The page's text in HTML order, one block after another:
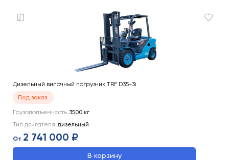
Дизельный вилочный погрузчик TRF D35-3i
Под заказ
Грузоподъемность 3500 кг
Тип двигателя дизельный
От 2 741 000 ₽
В корзину